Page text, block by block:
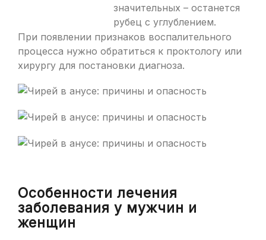
значительных – останется
рубец с углублением.
При появлении признаков воспалительного
процесса нужно обратиться к проктологу или
хирургу для постановки диагноза.
Особенности лечения
заболевания у мужчин и
женщин